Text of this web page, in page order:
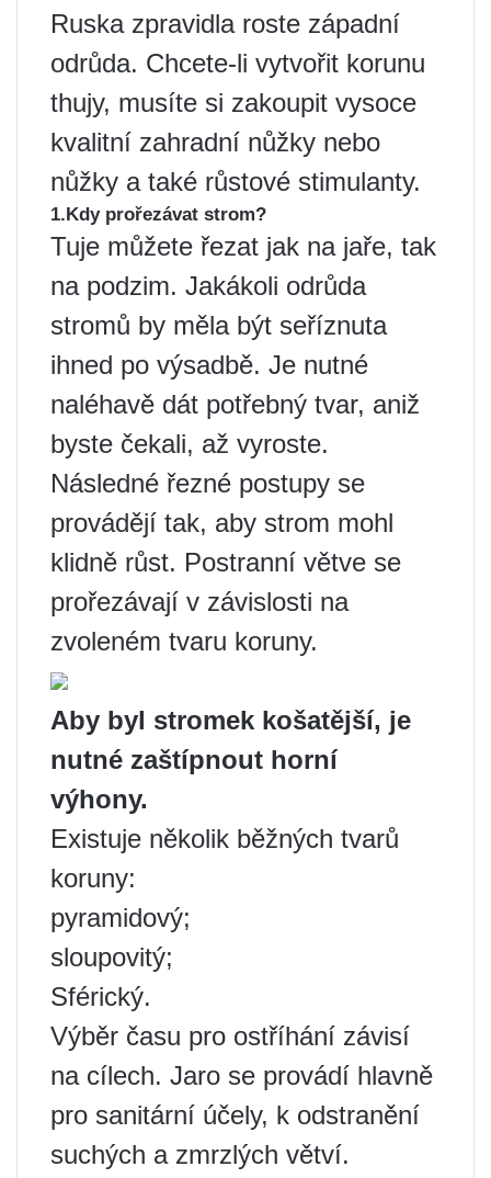
Ruska zpravidla roste západní
odrůda. Chcete-li vytvořit korunu
thujy, musíte si zakoupit vysoce
kvalitní zahradní nůžky nebo
nůžky a také růstové stimulanty.
1.Kdy prořezávat strom?
Tuje můžete řezat jak na jaře, tak
na podzim. Jakákoli odrůda
stromů by měla být seříznuta
ihned po výsadbě. Je nutné
naléhavě dát potřebný tvar, aniž
byste čekali, až vyroste.
Následné řezné postupy se
provádějí tak, aby strom mohl
klidně růst. Postranní větve se
prořezávají v závislosti na
zvoleném tvaru koruny.
Aby byl stromek košatější, je
nutné zaštípnout horní
výhony.
Existuje několik běžných tvarů
koruny:
pyramidový;
sloupovitý;
Sférický.
Výběr času pro ostříhání závisí
na cílech. Jaro se provádí hlavně
pro sanitární účely, k odstranění
suchých a zmrzlých větví.